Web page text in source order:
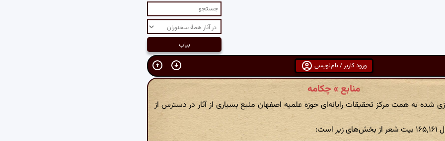
ورود کاربر / نام‌نویسی
منابع » چکامه
شده به همت مرکز تحقیقات رایانه‌ای حوزه علمیه اصفهان منبع بسیاری از آثار در دسترس از